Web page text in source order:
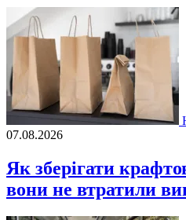
07.08.2026
Як зберігати
вони не втратили